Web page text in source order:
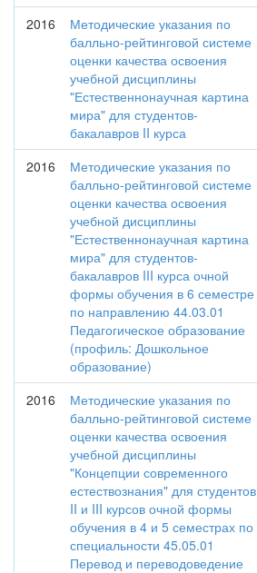
2016
Методические указания по
балльно-рейтинговой системе
оценки качества освоения
учебной дисциплины
"Естественнонаучная картина
мира" для студентов-
бакалавров II курса
2016
Методические указания по
балльно-рейтинговой системе
оценки качества освоения
учебной дисциплины
"Естественнонаучная картина
мира" для студентов-
бакалавров III курса очной
формы обучения в 6 семестре
по направлению 44.03.01
Педагогическое образование
(профиль: Дошкольное
образование)
2016
Методические указания по
балльно-рейтинговой системе
оценки качества освоения
учебной дисциплины
"Концепции современного
естествознания" для студентов
II и III курсов очной формы
обучения в 4 и 5 семестрах по
специальности 45.05.01
Перевод и переводоведение